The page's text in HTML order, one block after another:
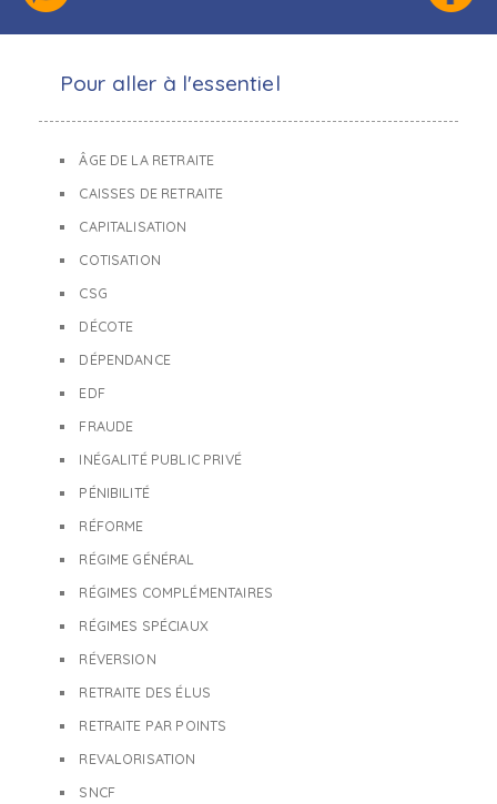
Pour aller à l'essentiel
ÂGE DE LA RETRAITE
CAISSES DE RETRAITE
CAPITALISATION
COTISATION
CSG
DÉCOTE
DÉPENDANCE
EDF
FRAUDE
INÉGALITÉ PUBLIC PRIVÉ
PÉNIBILITÉ
RÉFORME
RÉGIME GÉNÉRAL
RÉGIMES COMPLÉMENTAIRES
RÉGIMES SPÉCIAUX
RÉVERSION
RETRAITE DES ÉLUS
RETRAITE PAR POINTS
REVALORISATION
SNCF